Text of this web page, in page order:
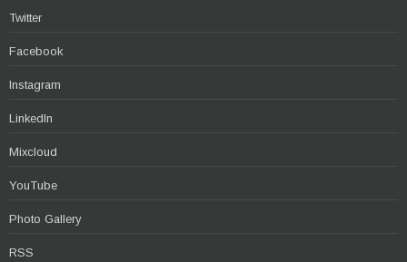
Twitter
Facebook
Instagram
LinkedIn
Mixcloud
YouTube
Photo Gallery
RSS